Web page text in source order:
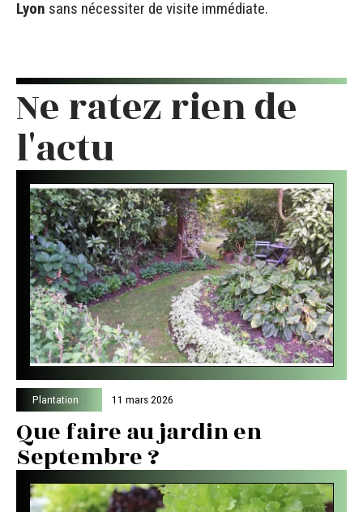
Lyon sans nécessiter de visite immédiate.
Ne ratez rien de
l'actu
Plantation 11 mars 2026
Que faire au jardin en
Septembre ?